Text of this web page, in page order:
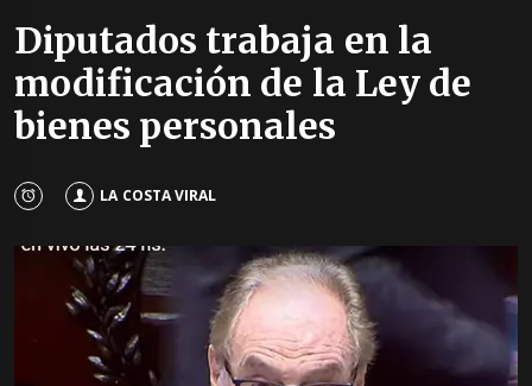
Diputados trabaja en la
modificación de la Ley de
bienes personales
LA COSTA VIRAL